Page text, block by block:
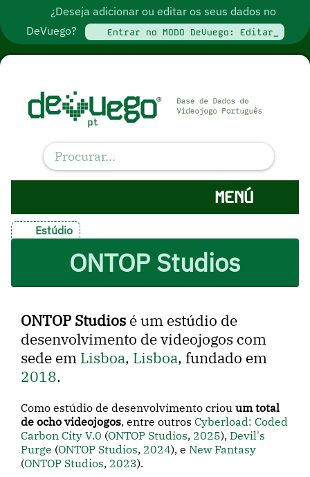
¿Deseja adicionar ou editar os seus dados no
DeVuego?
Entrar no MODO DeVuego: Editar_
MENÚ
Estúdio
ONTOP Studios
ONTOP Studios é um estúdio de
desenvolvimento de videojogos com
sede em Lisboa, Lisboa, fundado em
2018.
Como estúdio de desenvolvimento criouum total
de ocho videojogos, entre outrosCyberload: Coded
Carbon City V.0 (ONTOP Studios, 2025),Devil's
Purge (ONTOP Studios, 2024), eNew Fantasy
(ONTOP Studios, 2023).